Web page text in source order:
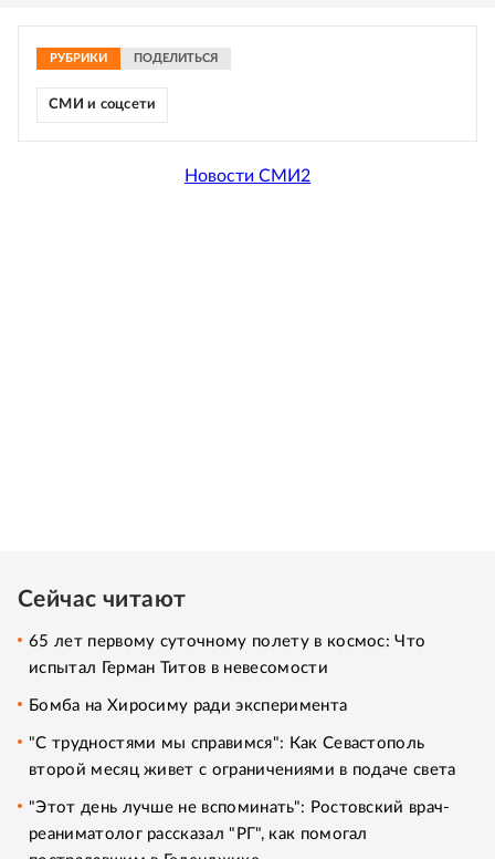
РУБРИКИ ПОДЕЛИТЬСЯ
СМИ и соцсети
Новости СМИ2
Сейчас читают
65 лет первому суточному полету в космос: Что
испытал Герман Титов в невесомости
Бомба на Хиросиму ради эксперимента
"С трудностями мы справимся": Как Севастополь
второй месяц живет с ограничениями в подаче света
"Этот день лучше не вспоминать": Ростовский врач-
реаниматолог рассказал "РГ", как помогал